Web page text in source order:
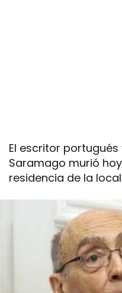
El escritor
Saramago murió
residencia de la